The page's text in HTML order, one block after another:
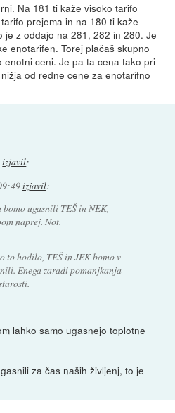
Na 181 ti kaže visoko tarifo
prejema in na 180 ti kaže
je z oddajo na 281, 282 in 280. Je
enotarifen. Torej plačaš skupno
ceni. Je pa ta cena tako pri
od redne cene za enotarifno
izjavil:
izjavil:
bomo ugasnili TEŠ in NEK,
naprej. Not.
to hodilo, TEŠ in JEK bomo v
Enega zaradi pomanjkanja
lahko samo ugasnejo toplotne
za čas naših življenj, to je